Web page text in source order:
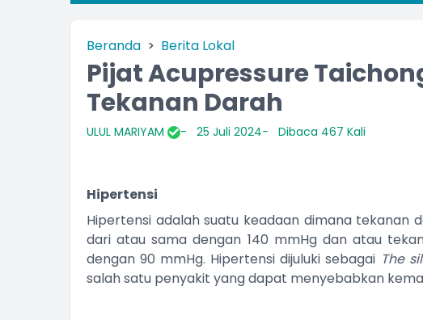
Beranda Berita Lokal
Pijat Acupressure
Tekanan Darah
ULUL MARIYAM 25 Juli 2024 Dibaca 467 Kali
Hipertensi
Hipertensi adalah suatu keadaan dimana tekanan
dari atau sama dengan 140 mmHg dan atau
dengan 90 mmHg. Hipertensi dijuluki sebagai The
salah satu penyakit yang dapat menyebabkan